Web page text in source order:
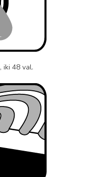
, iki 48 val.